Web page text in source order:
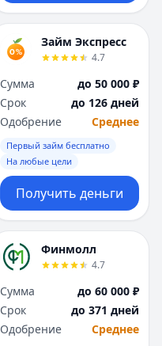
Займ Экспресс
4.7
Сумма
до 50 000 ₽
Срок
до 126 дней
Одобрение
Среднее
Первый займ бесплатно
На любые цели
Получить деньги
Финмолл
4.7
Сумма
до 60 000 ₽
Срок
до 371 дней
Одобрение
Среднее